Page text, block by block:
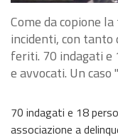
Come da copione
incidenti, con
feriti. 70 indagati e
e avvocati. Un
70 indagati e 18
associazione a